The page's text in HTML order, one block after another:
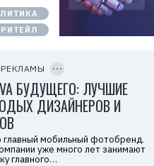
РИТЕЙЛ
РЕКЛАМЫ
т
О
О
О
«
х
к
I
БУДУЩЕГО: ЛУЧШИЕ
ДИЗАЙНЕРОВ И
главный мобильный фотобренд.
уже много лет занимают
главного…